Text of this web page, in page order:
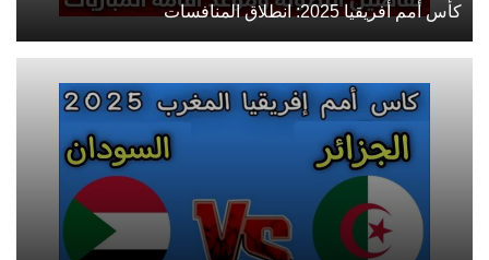
كأس أمم أفريقيا 2025: انطلاق المنافسات